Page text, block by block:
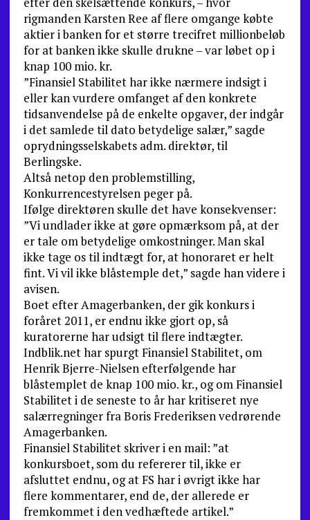
rigmanden Karsten Ree af flere omgange købte
aktier i banken for et større trecifret millionbeløb
for at banken ikke skulle drukne – var løbet op i
knap 100 mio. kr.
”Finansiel Stabilitet har ikke nærmere indsigt i
eller kan vurdere omfanget af den konkrete
tidsanvendelse på de enkelte opgaver, der indgår
i det samlede til dato betydelige salær,” sagde
oprydningsselskabets adm. direktør, til
Berlingske.
Altså netop den problemstilling,
Konkurrencestyrelsen peger på.
Ifølge direktøren skulle det have konsekvenser:
”Vi undlader ikke at gøre opmærksom på, at der
er tale om betydelige omkostninger. Man skal
ikke tage os til indtægt for, at honoraret er helt
fint. Vi vil ikke blåstemple det,” sagde han videre i
avisen.
Boet efter Amagerbanken, der gik konkurs i
foråret 2011, er endnu ikke gjort op, så
kuratorerne har udsigt til flere indtægter.
Indblik.net har spurgt Finansiel Stabilitet, om
Henrik Bjerre-Nielsen efterfølgende har
blåstemplet de knap 100 mio. kr., og om Finansiel
Stabilitet i de seneste to år har kritiseret nye
salærregninger fra Boris Frederiksen vedrørende
Amagerbanken.
Finansiel Stabilitet skriver i en mail: ”at
konkursboet, som du refererer til, ikke er
afsluttet endnu, og at FS har i øvrigt ikke har
flere kommentarer, end de, der allerede er
fremkommet i den vedhæftede artikel.”